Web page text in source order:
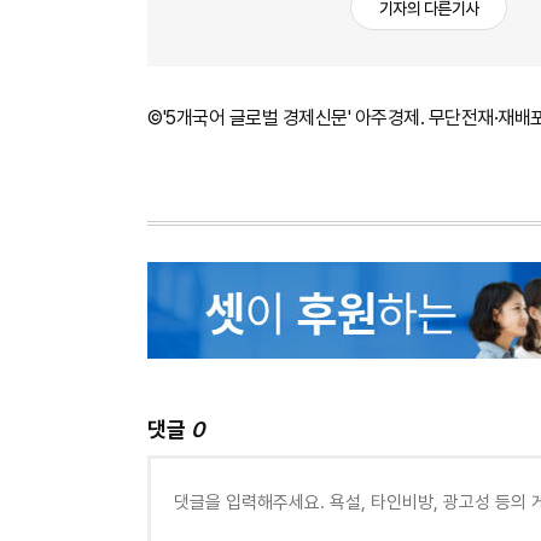
기자의 다른기사
©'5개국어 글로벌 경제신문' 아주경제. 무단전재·재배
댓글 0